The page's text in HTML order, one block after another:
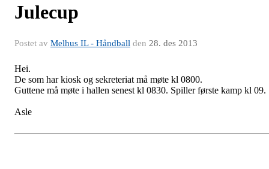
Julecup
Postet av Melhus IL - Håndball den 28. des 2013
Hei.
De som har kiosk og sekreteriat må møte kl 0800.
Guttene må møte i hallen senest kl 0830. Spiller første kamp kl 09.
Asle